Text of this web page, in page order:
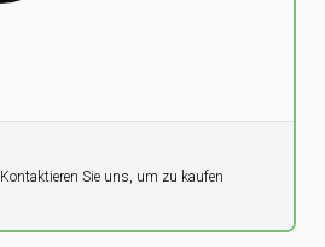
Kontaktieren Sie uns, um zu kaufen
DKK